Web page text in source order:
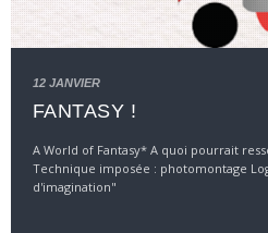
12 JANVIER
FANTASY !
A World of Fantasy* A quoi pourrait
Technique imposée : photomontage
d'imagination"